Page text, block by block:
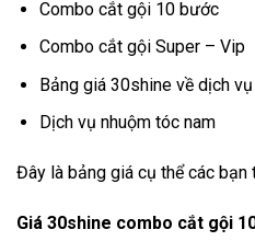
Combo cắt gội 10 bước
Combo cắt gội Super – Vip
Bảng giá 30shine về dịch
Dịch vụ nhuộm tóc nam
Đây là bảng giá cụ thể các bạn
Giá 30shine combo cắt gội